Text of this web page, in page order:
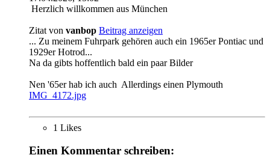
Herzlich willkommen aus München
Zitat von vanbop Beitrag anzeigen
... Zu meinem Fuhrpark gehören auch ein 1965er Pontiac und
1929er Hotrod...
Na da gibts hoffentlich bald ein paar Bilder
Nen '65er hab ich auch Allerdings einen Plymouth
IMG_4172.jpg
1 Likes
Einen Kommentar schreiben: